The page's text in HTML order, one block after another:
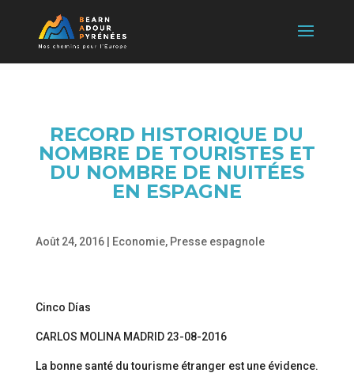
RECORD HISTORIQUE DU
NOMBRE DE TOURISTES ET
DU NOMBRE DE NUITÉES
EN ESPAGNE
Août 24, 2016| Economie, Presse espagnole
Cinco Días
CARLOS MOLINA MADRID 23-08-2016
La bonne santé du tourisme étranger est une évidence.